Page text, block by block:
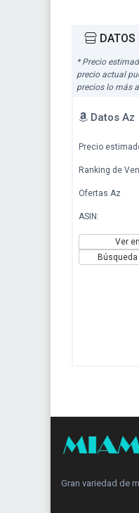
DATOS
* Precio
precio actual
precios lo más
Datos Az
Precio
Ranking de
Ofertas Az
ASIN:
Ver
Búsqueda
Gran variedad de